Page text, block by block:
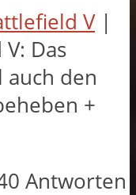
V |
Das
auch den
+
Antworten